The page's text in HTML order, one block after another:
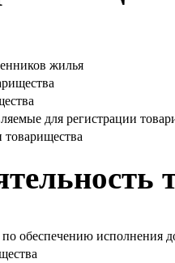
жилья
для регистрации
товарищества
обеспечению исполнения